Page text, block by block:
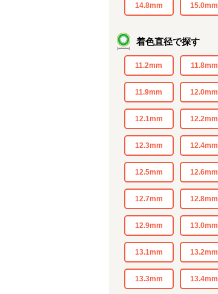
14.8mm 15.0mm
着色直径で探す
11.2mm 11.8mm
11.9mm 12.0mm
12.1mm 12.2mm
12.3mm 12.4mm
12.5mm 12.6mm
12.7mm 12.8mm
12.9mm 13.0mm
13.1mm 13.2mm
13.3mm 13.4mm